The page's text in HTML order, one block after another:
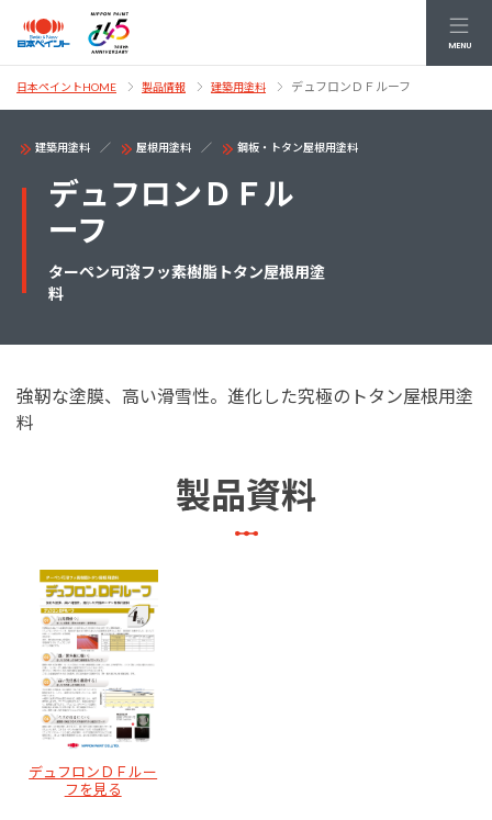
MENU
日本ペイントHOME 製品情報 建築用塗料 デュフロンＤＦルーフ
建築用塗料 屋根用塗料 鋼板・トタン屋根用塗料
デュフロンＤＦル
ーフ
ターペン可溶フッ素樹脂トタン屋根用塗
料
強靭な塗膜、高い滑雪性。進化した究極のトタン屋根用塗
料
製品資料
デュフロンＤＦルー
フを見る